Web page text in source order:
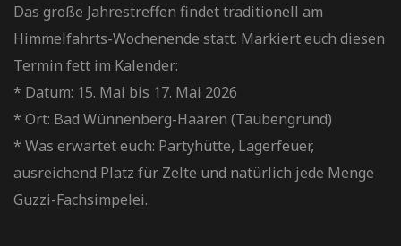
Das große Jahrestreffen findet traditionell am
Himmelfahrts-Wochenende statt. Markiert euch diesen
Termin fett im Kalender:
* Datum: 15. Mai bis 17. Mai 2026
* Ort: Bad Wünnenberg-Haaren (Taubengrund)
* Was erwartet euch: Partyhütte, Lagerfeuer,
ausreichend Platz für Zelte und natürlich jede Menge
Guzzi-Fachsimpelei.